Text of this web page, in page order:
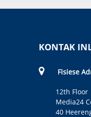
KONTAK
Fisiese
12th Floor
Media24
40